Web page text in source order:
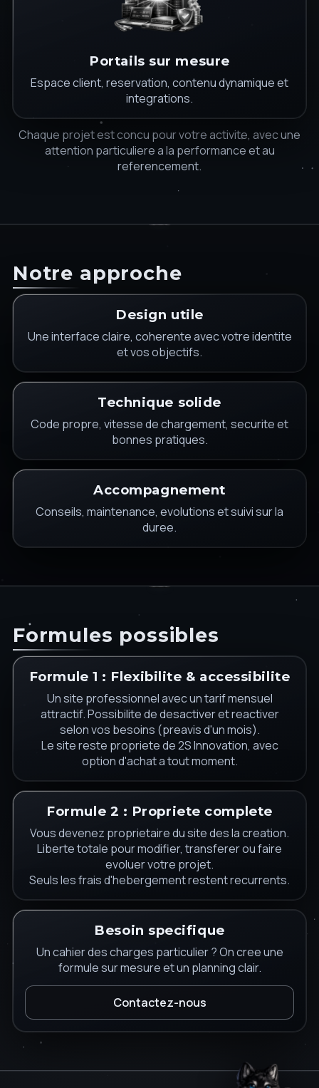
Portails sur mesure
Espace client, reservation, contenu dynamique et
integrations.
Chaque projet est concu pour votre activite, avec une
attention particuliere a la performance et au
referencement.
Notre approche
Design utile
Une interface claire, coherente avec votre identite
et vos objectifs.
Technique solide
Code propre, vitesse de chargement, securite et
bonnes pratiques.
Accompagnement
Conseils, maintenance, evolutions et suivi sur la
duree.
Formules possibles
Formule 1 : Flexibilite & accessibilite
Un site professionnel avec un tarif mensuel
attractif. Possibilite de desactiver et reactiver
selon vos besoins (preavis d'un mois).
Le site reste propriete de 2S Innovation, avec
option d'achat a tout moment.
Formule 2 : Propriete complete
Vous devenez proprietaire du site des la creation.
Liberte totale pour modifier, transferer ou faire
evoluer votre projet.
Seuls les frais d'hebergement restent recurrents.
Besoin specifique
Un cahier des charges particulier ? On cree une
formule sur mesure et un planning clair.
Contactez-nous